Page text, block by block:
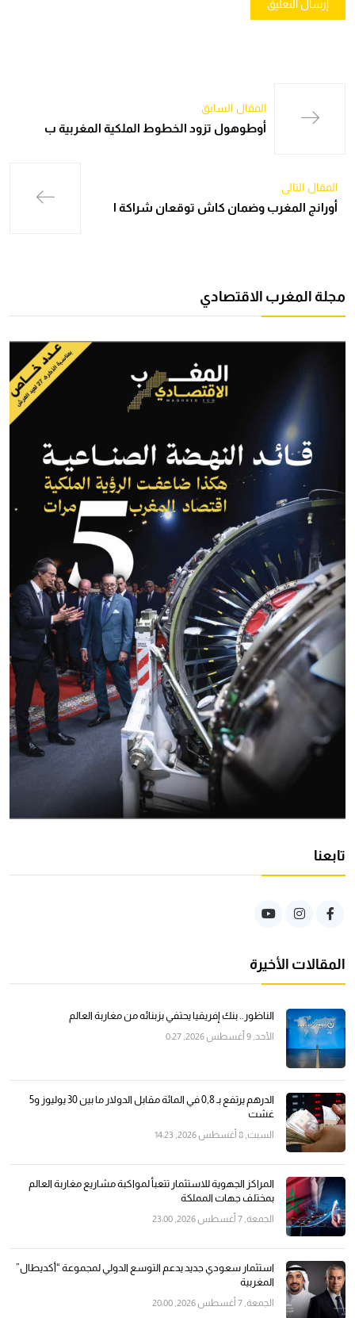
المقال السابق
أوطوهول تزود الخطوط الملكية المغربية ب
المقال التالي
أورانج المغرب وضمان كاش توقعان شراكة ا
مجلة المغرب الاقتصادي
تابعنا
المقالات الأخيرة
الناظور.. بنك إفريقيا يحتفي بزبنائه من مغاربة العالم
الأحد, 9 أغسطس 2026, 0:27
الدرهم يرتفع بـ 0,8 في المائة مقابل الدولار ما بين 30 يوليوز و5
غشت
السبت, 8 أغسطس 2026, 14:23
المراكز الجهوية للاستثمار تتعبأ لمواكبة مشاريع مغاربة العالم
بمختلف جهات المملكة
الجمعة, 7 أغسطس 2026, 23:00
استثمار سعودي جديد يدعم التوسع الدولي لمجموعة “أكديطال”
المغربية
الجمعة, 7 أغسطس 2026, 20:00